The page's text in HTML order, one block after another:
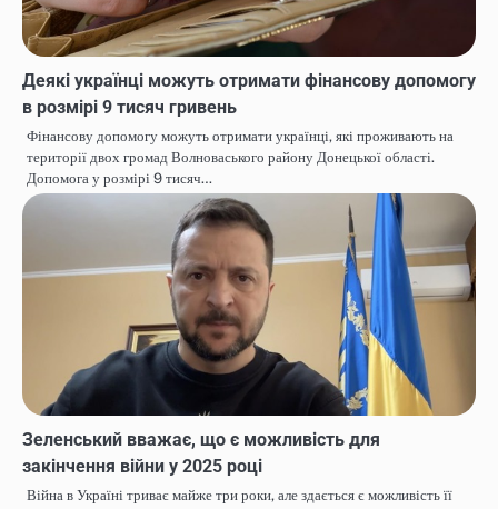
Деякі українці можуть отримати фінансову допомогу
в розмірі 9 тисяч гривень
Фінансову допомогу можуть отримати українці, які проживають на
території двох громад Волноваського району Донецької області.
Допомога у розмірі 9 тисяч…
Зеленський вважає, що є можливість для
закінчення війни у 2025 році
Війна в Україні триває майже три роки, але здається є можливість її